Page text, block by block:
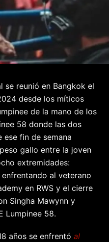
se reunió en Bangkok el
desde los míticos
de la mano de los
58 donde las dos
ese fin de semana
gallo entre la joven
extremidades:
al veterano
en RWS y el cierre
Singha Mawynn y
Lumpinee 58.
años se enfrentó al